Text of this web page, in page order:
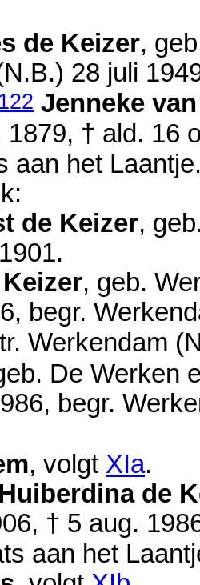
de Keizer,
28 juli
122 Jenneke
1879, † ald. 16
aan het
de Keizer,
.
, geb.
, begr.
tr. Werkendam
De Werken
, begr.
, volgt XIa.
de
, † 5 aug.
aan het